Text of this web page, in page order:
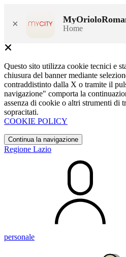
× Home
Questo sito utilizza cookie tecnici e
chiusura del banner mediante
contraddistinto dalla X o tramite il
navigazione" comporta la
assenza di cookie o altri strumenti di
sopracitati.
COOKIE POLICY
Continua la navigazione
Regione Lazio
personale